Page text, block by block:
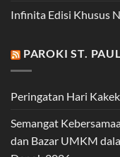
Infinita Edisi Khusus
PAROKI ST.
Peringatan Hari
Semangat
dan Bazar UMKM